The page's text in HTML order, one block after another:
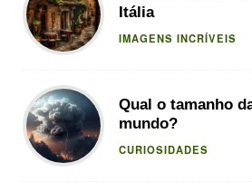
Itália
IMAGENS INCRÍVEIS
Qual o tamanho
mundo?
CURIOSIDADES